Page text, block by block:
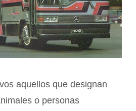
aquellos que designan
o personas